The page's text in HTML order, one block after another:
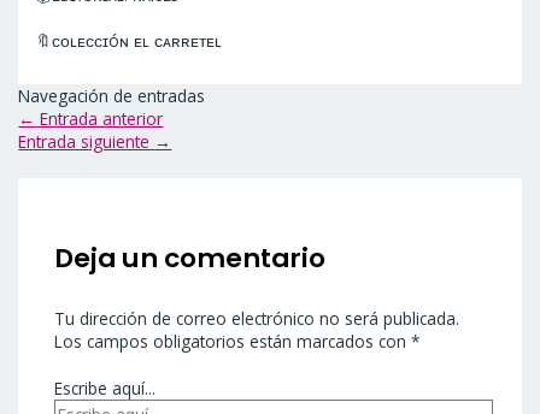
🔖ᴄᴏʟᴇᴄᴄɪóɴ ᴇʟ ᴄᴀʀʀᴇᴛᴇʟ
Navegación de entradas
← Entrada anterior
Entrada siguiente →
Deja un comentario
Tu dirección de correo electrónico no será publicada.
Los campos obligatorios están marcados con *
Escribe aquí...